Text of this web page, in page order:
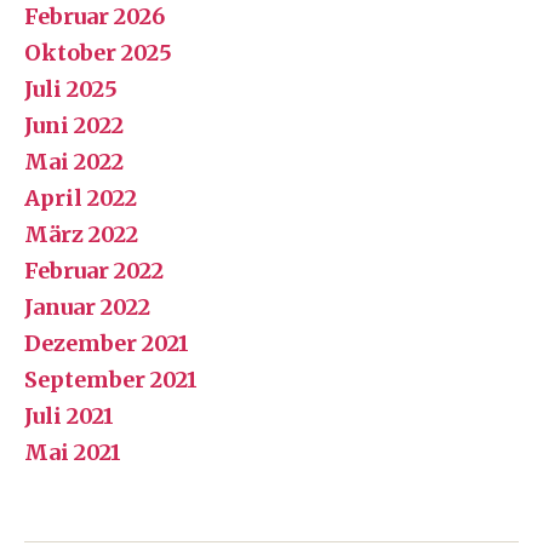
Februar 2026
Oktober 2025
Juli 2025
Juni 2022
Mai 2022
April 2022
März 2022
Februar 2022
Januar 2022
Dezember 2021
September 2021
Juli 2021
Mai 2021